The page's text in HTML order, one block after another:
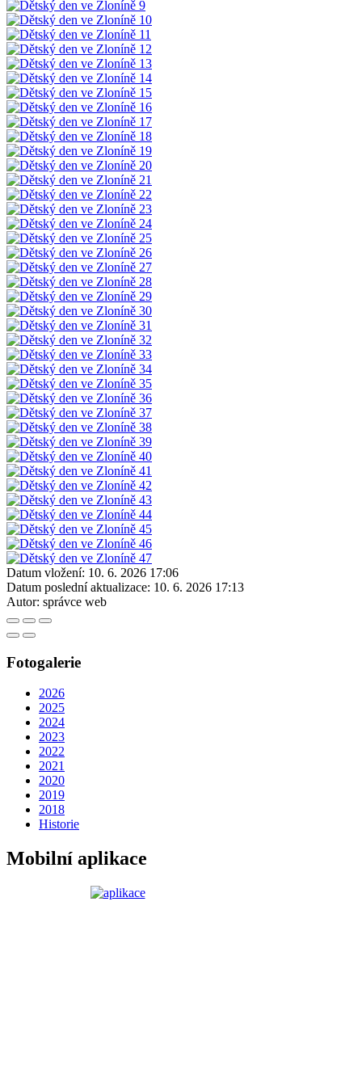
Datum vložení: 10. 6. 2026 17:06
Datum poslední aktualizace: 10. 6. 2026 17:13
Autor: správce web
Fotogalerie
2026
2025
2024
2023
2022
2021
2020
2019
2018
Historie
Mobilní aplikace